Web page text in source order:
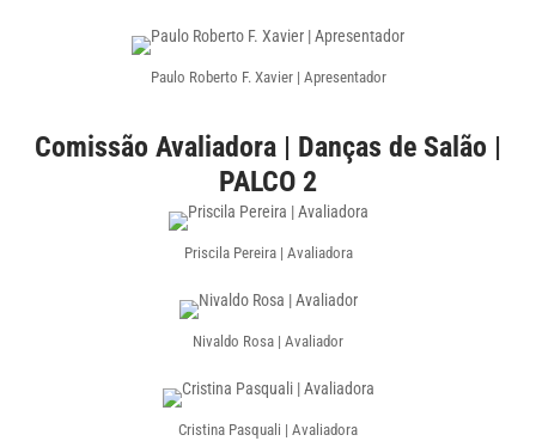
Paulo Roberto F. Xavier | Apresentador
Comissão Avaliadora | Danças de Salão |
PALCO 2
Priscila Pereira | Avaliadora
Nivaldo Rosa | Avaliador
Cristina Pasquali | Avaliadora